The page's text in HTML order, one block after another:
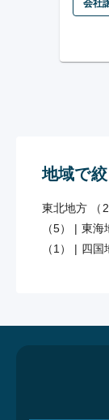
会社
地域で
東北地方 （2
（5）
| 東海
（1）
| 四国